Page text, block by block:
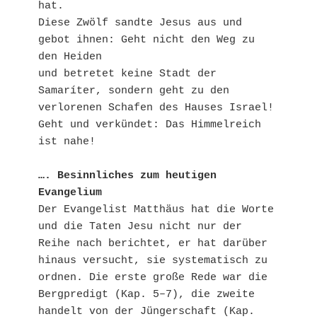
hat.
Diese Zwölf sandte Jesus aus und
gebot ihnen: Geht nicht den Weg zu
den Heiden
und betretet keine Stadt der
Samaríter, sondern geht zu den
verlorenen Schafen des Hauses Israel!
Geht und verkündet: Das Himmelreich
ist nahe!
…. Besinnliches zum heutigen
Evangelium
Der Evangelist Matthäus hat die Worte
und die Taten Jesu nicht nur der
Reihe nach berichtet, er hat darüber
hinaus versucht, sie systematisch zu
ordnen. Die erste große Rede war die
Bergpredigt (Kap. 5–7), die zweite
handelt von der Jüngerschaft (Kap.